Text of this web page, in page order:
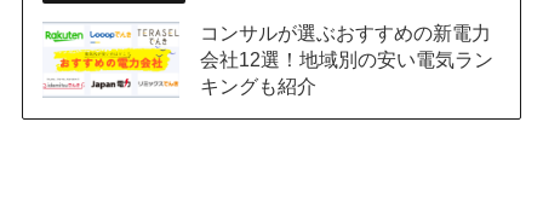
コンサルが選ぶおすすめの新電力
会社12選！地域別の安い電気ラン
キングも紹介